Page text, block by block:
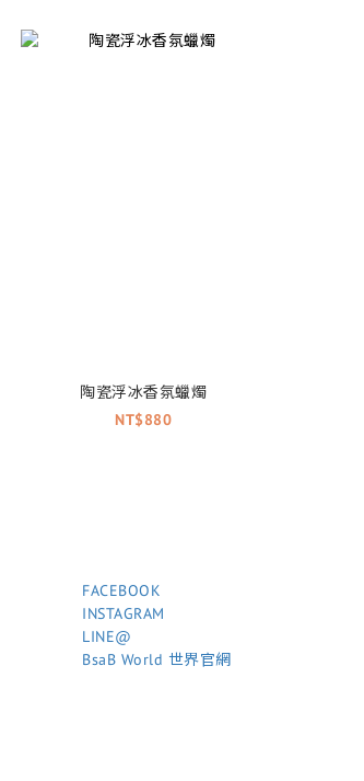
陶瓷浮冰香氛蠟燭
NT$880
FACEBOOK
INSTAGRAM
LINE@
BsaB World 世界官網